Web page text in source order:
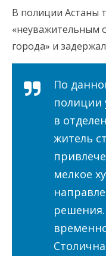
В полиции Астаны
«неуважительным
города» и
По
полиции
в
житель
мелкое